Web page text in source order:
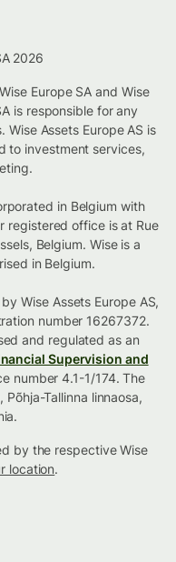
2026
Europe SA and Wise
is responsible for any
Assets Europe AS is
to investment services,
in Belgium with
registered office is at Rue
Belgium. Wise is a
in Belgium.
Wise Assets Europe AS,
number 16267372.
and regulated as an
Supervision and
number 4.1-1/174. The
Tallinna linnaosa,
by the respective Wise
location.